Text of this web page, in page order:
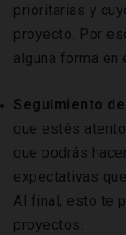
prioritarias y
proyecto. Por
alguna forma en
Seguimiento
que estés
que podrás
expectativas
Al final, esto te
proyectos.